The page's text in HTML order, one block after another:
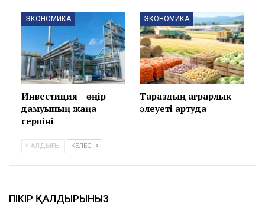
ЭКОНОМИКА
Инвестиция – өңір
дамуының жаңа
серпіні
ЭКОНОМИКА
Тараздың аграрлық
әлеуеті артуда
АЛДЫҢҒЫ КЕЛЕСІ
ПІКІР ҚАЛДЫРЫНЫЗ